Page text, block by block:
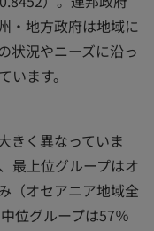
・地方政府は地域に
状況やニーズに沿っ
ます。
きく異なっていま
最上位グループはオ
（オセアニア地域全
位グループは57％